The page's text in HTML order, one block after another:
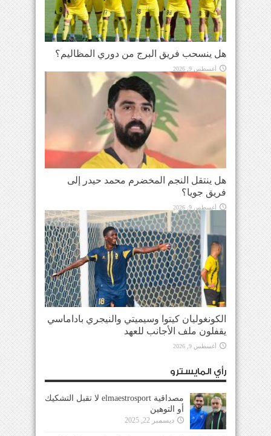
هل ينسحب فريق البرج من دوري المظاليم؟
أغسطس 9, 2026
هل ينتقل النجم المخضرم محمد حيدر إلى
فريق جويا؟
أغسطس 9, 2026
الكونغوليان كيتوا وسيميتي والنيجري باداماسي
يقفلون ملف الأجانب للعهد
أغسطس 9, 2026
رأي المايسترو
مصداقية elmaestrosport لا تقبل التشكيك
أو التوهين
ديسمبر 22, 2025